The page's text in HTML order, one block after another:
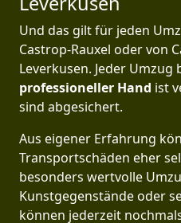
Und das gilt für jeden
Castrop-Rauxel oder von
Leverkusen. Jeder Umzug
professioneller Hand ist
sind abgesichert.
Aus eigener Erfahrung
Transportschäden eher
besonders wertvolle
Kunstgegenstände oder
können jederzeit